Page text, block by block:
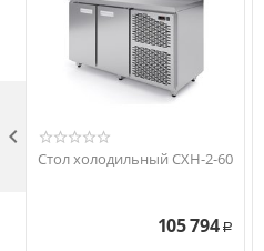
Стол холодильный СХН-2-60
105 794 Р
